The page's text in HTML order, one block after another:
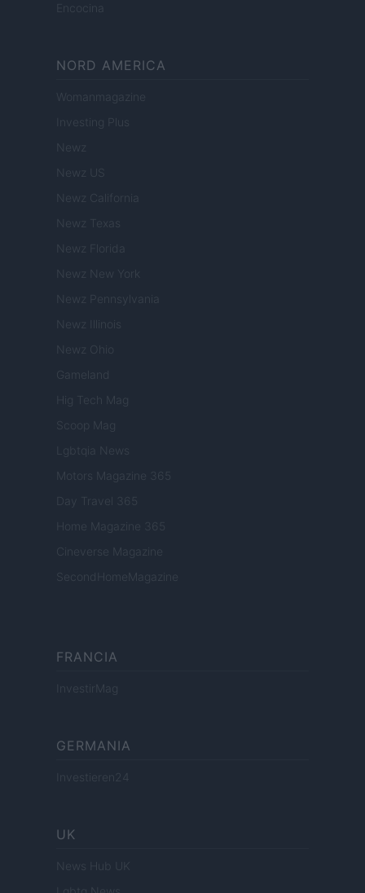
Encocina
NORD AMERICA
Womanmagazine
Investing Plus
Newz
Newz US
Newz California
Newz Texas
Newz Florida
Newz New York
Newz Pennsylvania
Newz Illinois
Newz Ohio
Gameland
Hig Tech Mag
Scoop Mag
Lgbtqia News
Motors Magazine 365
Day Travel 365
Home Magazine 365
Cineverse Magazine
SecondHomeMagazine
FRANCIA
InvestirMag
GERMANIA
Investieren24
UK
News Hub UK